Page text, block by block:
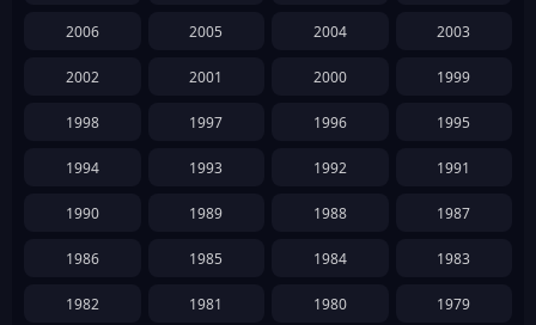
2006 2005 2004 2003
2002 2001 2000 1999
1998 1997 1996 1995
1994 1993 1992 1991
1990 1989 1988 1987
1986 1985 1984 1983
1982 1981 1980 1979